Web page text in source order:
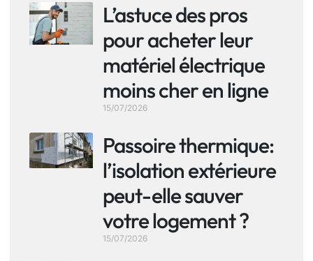
L’astuce des pros
pour acheter leur
matériel électrique
moins cher en ligne
15/07/2026
Passoire thermique:
l’isolation extérieure
peut-elle sauver
votre logement ?
15/07/2026